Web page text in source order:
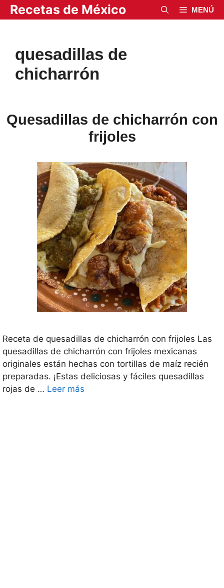
Saltar
al
Recetas de México MENÚ
quesadillas de
chicharrón
Quesadillas de chicharrón con
frijoles
Receta de quesadillas de chicharrón con frijoles Las
quesadillas de chicharrón con frijoles mexicanas
originales están hechas con tortillas de maíz recién
preparadas. ¡Estas deliciosas y fáciles quesadillas
rojas de … Leer más